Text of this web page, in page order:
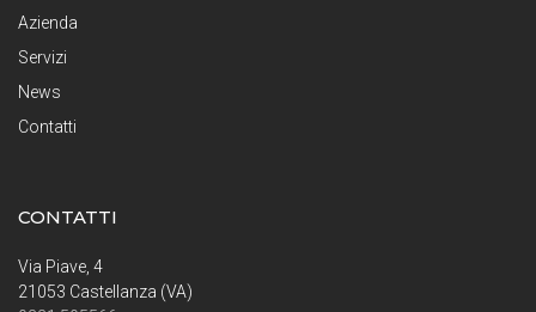
Azienda
Servizi
News
Contatti
CONTATTI
Via Piave, 4
21053 Castellanza (VA)